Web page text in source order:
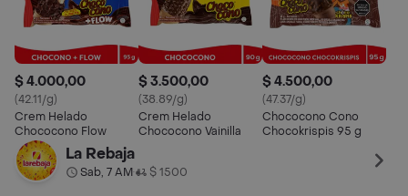
$ 4.000,00
(42.11/g)
Crem Helado
Chococono Flow
$ 3.500,00
(38.89/g)
Crem Helado
Chococono Vainilla
$ 4.500,00
(47.37/g)
Chococono Cono
Chocokrispis 95 g
La Rebaja
Sab, 7 AM• $ 1500